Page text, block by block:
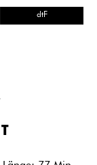
dtF